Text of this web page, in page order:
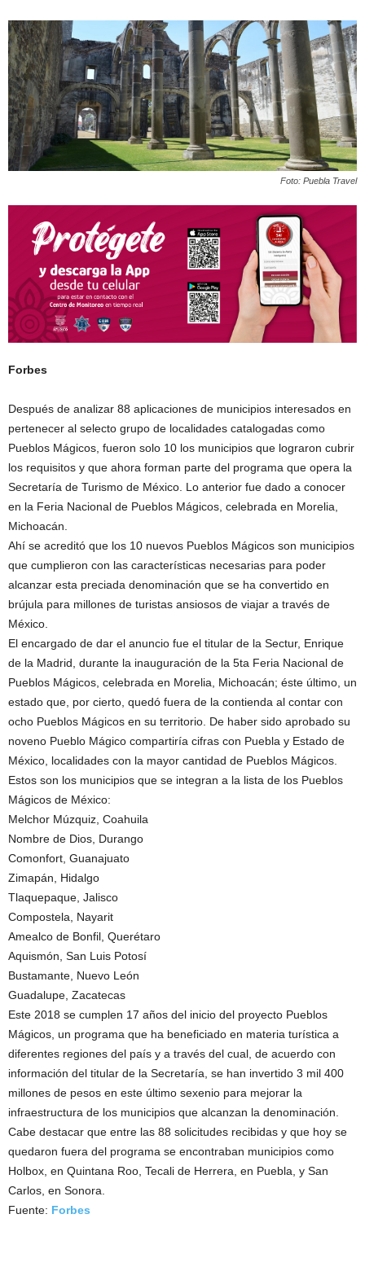
Foto: Puebla Travel
Forbes
Después de analizar 88 aplicaciones de municipios interesados en
pertenecer al selecto grupo de localidades catalogadas como
Pueblos Mágicos, fueron solo 10 los municipios que lograron cubrir
los requisitos y que ahora forman parte del programa que opera la
Secretaría de Turismo de México. Lo anterior fue dado a conocer
en la Feria Nacional de Pueblos Mágicos, celebrada en Morelia,
Michoacán.
Ahí se acreditó que los 10 nuevos Pueblos Mágicos son municipios
que cumplieron con las características necesarias para poder
alcanzar esta preciada denominación que se ha convertido en
brújula para millones de turistas ansiosos de viajar a través de
México.
El encargado de dar el anuncio fue el titular de la Sectur, Enrique
de la Madrid, durante la inauguración de la 5ta Feria Nacional de
Pueblos Mágicos, celebrada en Morelia, Michoacán; éste último, un
estado que, por cierto, quedó fuera de la contienda al contar con
ocho Pueblos Mágicos en su territorio. De haber sido aprobado su
noveno Pueblo Mágico compartiría cifras con Puebla y Estado de
México, localidades con la mayor cantidad de Pueblos Mágicos.
Estos son los municipios que se integran a la lista de los Pueblos
Mágicos de México:
Melchor Múzquiz, Coahuila
Nombre de Dios, Durango
Comonfort, Guanajuato
Zimapán, Hidalgo
Tlaquepaque, Jalisco
Compostela, Nayarit
Amealco de Bonfil, Querétaro
Aquismón, San Luis Potosí
Bustamante, Nuevo León
Guadalupe, Zacatecas
Este 2018 se cumplen 17 años del inicio del proyecto Pueblos
Mágicos, un programa que ha beneficiado en materia turística a
diferentes regiones del país y a través del cual, de acuerdo con
información del titular de la Secretaría, se han invertido 3 mil 400
millones de pesos en este último sexenio para mejorar la
infraestructura de los municipios que alcanzan la denominación.
Cabe destacar que entre las 88 solicitudes recibidas y que hoy se
quedaron fuera del programa se encontraban municipios como
Holbox, en Quintana Roo, Tecali de Herrera, en Puebla, y San
Carlos, en Sonora.
Fuente: Forbes